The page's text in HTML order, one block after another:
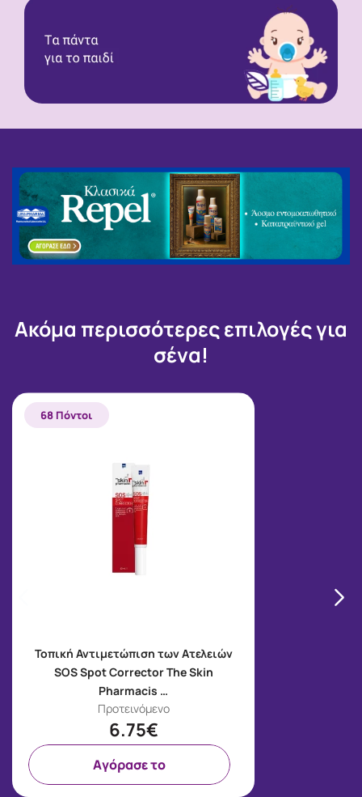
Ακόμα περισσότερες επιλογές για
σένα!
68 Πόντοι
Τοπική Αντιμετώπιση των Ατελειών
SOS Spot Corrector The Skin
Pharmacis …
Προτεινόμενο
6.75€
Aγόρασε το